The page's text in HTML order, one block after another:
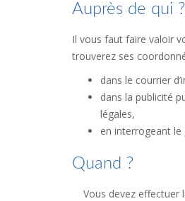
Auprès de qui ?
Il vous faut faire valoir
trouverez ses
dans le courrier
dans la publicité
légales,
en interrogeant le
Quand ?
Vous devez effectuer